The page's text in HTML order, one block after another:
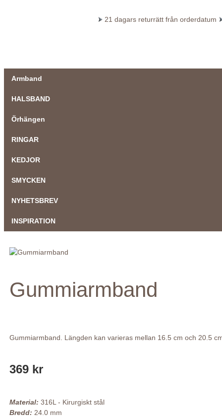
21 dagars returrätt från orderdatum
Armband
HALSBAND
Örhängen
RINGAR
KEDJOR
SMYCKEN
NYHETSBREV
INSPIRATION
Gummiarmband
Gummiarmband. Längden kan varieras mellan 16.5 cm och 20.5
369 kr
Material: 316L - Kirurgiskt stål
Bredd: 24.0 mm